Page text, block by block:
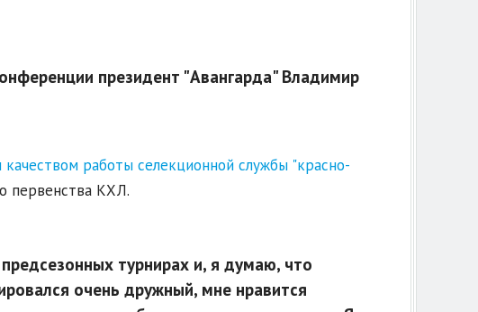
президент "Авангарда" Владимир
работы селекционной службы "красно-
первенства КХЛ.
турнирах и, я думаю, что
очень дружный, мне нравится